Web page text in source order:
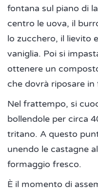
fontana sul piano di
centro le uova, il
lo zucchero, il lievito
vaniglia. Poi si
ottenere un
che dovrà riposare
Nel frattempo, si
bollendole per circa
tritano. A questo
unendo le castagne
formaggio fresco.
È il momento di